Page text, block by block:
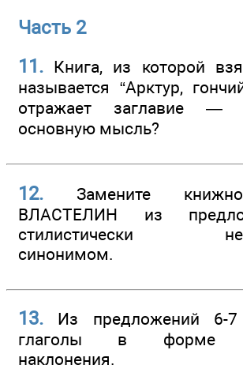
Часть 2
11. Книга, из которой
называется “Арктур,
отражает заглавие —
основную мысль?
12. Замените
ВЛАСТЕЛИН из
стилистически
синонимом.
13. Из предложений 6-7
глаголы в форме
наклонения.